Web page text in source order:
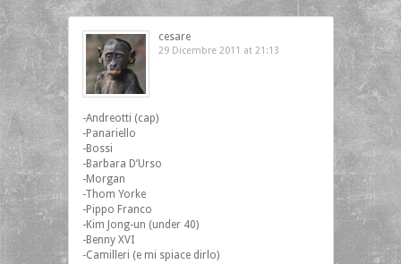
cesare
29 Dicembre 2011 at 21:13
‎-Andreotti (cap)
-Panariello
-Bossi
-Barbara D’Urso
-Morgan
-Thom Yorke
-Pippo Franco
-Kim Jong-un (under 40)
-Benny XVI
-Camilleri (e mi spiace dirlo)